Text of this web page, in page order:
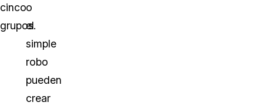
cinco
grupos.
o
el
simple
robo
pueden
crear